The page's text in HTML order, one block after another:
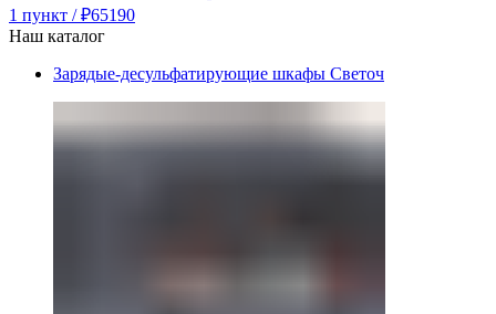
1 пункт / ₽65190
Наш каталог
Зарядые-десульфатирующие шкафы Светоч